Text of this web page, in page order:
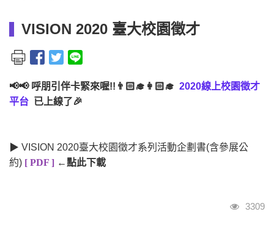
VISION 2020 臺大校園徵才
📢📢 呼朋引伴卡緊來喔!!👨🏻‍🎓👩🏻‍🎓 2020線上校園徵才
平台 已上線了🎉
▶ VISION 2020臺大校園徵才系列活動企劃書(含參展公
約) [ PDF ] ←點此下載
瀏覽人
3309